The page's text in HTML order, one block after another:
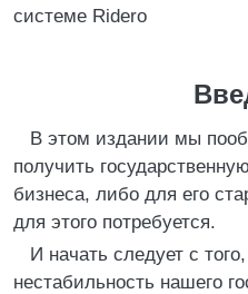
системе Ridero
В этом издании мы
получить
бизнеса, либо для его
для этого потребуется.
И начать следует с
нестабильность нашего